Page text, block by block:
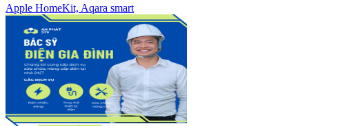
Apple HomeKit, Aqara smart